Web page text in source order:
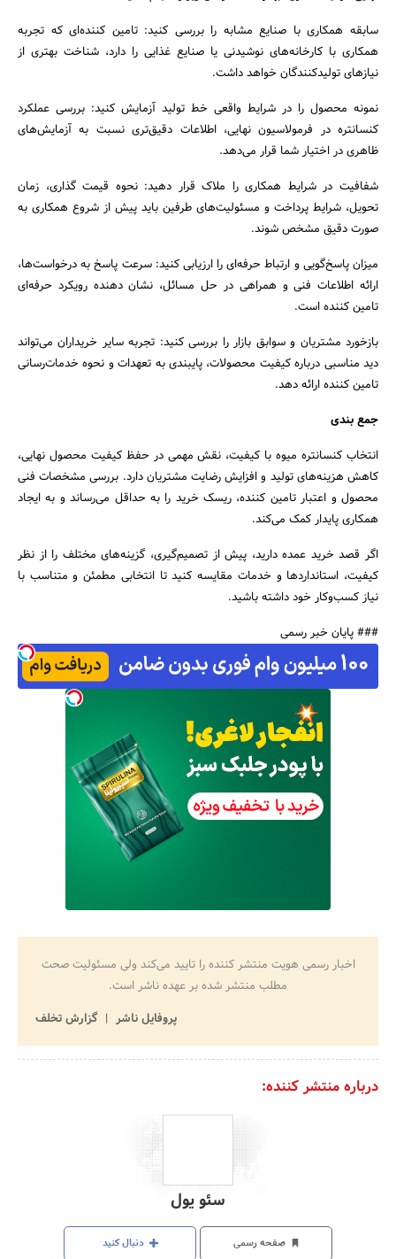
سابقه همکاری با صنایع مشابه را بررسی کنید: تامین‌ کننده‌ای که تجربه
همکاری با کارخانه‌های نوشیدنی یا صنایع غذایی را دارد، شناخت بهتری از
نیازهای تولیدکنندگان خواهد داشت.
نمونه محصول را در شرایط واقعی خط تولید آزمایش کنید: بررسی عملکرد
کنسانتره در فرمولاسیون نهایی، اطلاعات دقیق‌تری نسبت به آزمایش‌های
ظاهری در اختیار شما قرار می‌دهد.
شفافیت در شرایط همکاری را ملاک قرار دهید: نحوه قیمت‌ گذاری، زمان
تحویل، شرایط پرداخت و مسئولیت‌های طرفین باید پیش از شروع همکاری به‌
صورت دقیق مشخص شوند.
میزان پاسخ‌گویی و ارتباط حرفه‌ای را ارزیابی کنید: سرعت پاسخ به درخواست‌ها،
ارائه اطلاعات فنی و همراهی در حل مسائل، نشان‌ دهنده رویکرد حرفه‌ای
تامین‌ کننده است.
بازخورد مشتریان و سوابق بازار را بررسی کنید: تجربه سایر خریداران می‌تواند
دید مناسبی درباره کیفیت محصولات، پایبندی به تعهدات و نحوه خدمات‌رسانی
تامین‌ کننده ارائه دهد.
جمع بندی
انتخاب کنسانتره میوه با کیفیت، نقش مهمی در حفظ کیفیت محصول نهایی،
کاهش هزینه‌های تولید و افزایش رضایت مشتریان دارد. بررسی مشخصات فنی
محصول و اعتبار تامین‌ کننده، ریسک خرید را به حداقل می‌رساند و به ایجاد
همکاری پایدار کمک می‌کند.
اگر قصد خرید عمده دارید، پیش از تصمیم‌گیری، گزینه‌های مختلف را از نظر
کیفیت، استانداردها و خدمات مقایسه کنید تا انتخابی مطمئن و متناسب با
نیاز کسب‌وکار خود داشته باشید.
### پایان خبر رسمی
اخبار رسمی هویت منتشر کننده را تایید می‌کند ولی مسئولیت صحت
مطلب منتشر شده بر عهده ناشر است.
پروفایل ناشر
گزارش تخلف
درباره منتشر کننده:
سئو یول
صفحه رسمی دنبال کنید